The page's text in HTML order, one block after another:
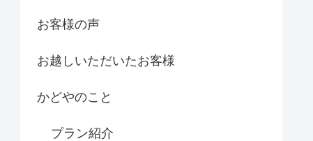
お客様の声
お越しいただいたお客様
かどやのこと
プラン紹介